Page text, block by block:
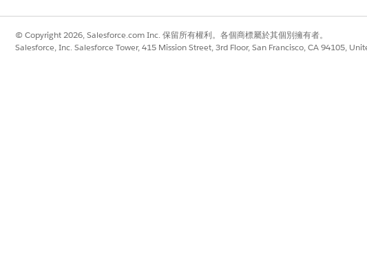
© Copyright 2026, Salesforce.com Inc. 保留所有權利。各個商標屬於其個別擁有者。
Salesforce, Inc. Salesforce Tower, 415 Mission Street, 3rd Floor, San Francisco, CA 94105,